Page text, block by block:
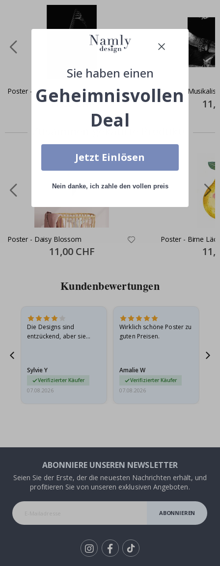
Poster - Jazzbassist
Special
11,00 CHF
Poster -
Price
Zusammen gekaufte Produkte
Poster - Daisy Blossom
Special
Price
11,00 CHF
Poster - Birne
Price
Kundenbewertungen
Die Designs sind
entzückend, aber sie
sie…
Sylvie Y
Verifizierter Käufer
07.08.2026
Wirklich schöne Poster zu
guten Preisen.
Amalie W
Verifizierter Käufer
07.08.2026
ABONNIERE UNSEREN NEWSLETTER
Seien Sie der Erste, der die neuesten Nachrichten erhält, und
profitieren Sie von unseren exklusiven Angeboten.
ABONNIEREN
Sie haben einen
Geheimnisvollen
Deal
Jetzt Einlösen
Nein danke, ich zahle den vollen preis